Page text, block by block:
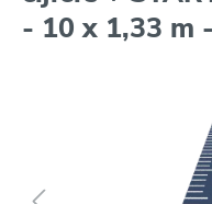
- 10 x 1,33 m